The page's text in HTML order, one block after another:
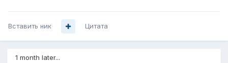
Вставить ник Цитата
1 month later...